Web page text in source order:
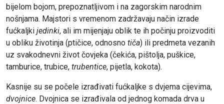
bijelom bojom, prepoznatljivom i na zagorskim narodnim
nošnjama. Majstori s vremenom zadržavaju način izrade
fućkaljki jedinki, ali im mijenjaju oblik te ih počinju proizvoditi
u obliku životinja (ptičice, odnosno tiča) ili predmeta vezanih
uz svakodnevni život čovjeka (čekića, pištolja, puškice,
tamburice, trubice, trubentice, pijetla, kokota).
Kasnije su se počele izrađivati fućkaljke s dvjema cijevima,
dvojnice. Dvojnica se izrađivala od jednog komada drva u